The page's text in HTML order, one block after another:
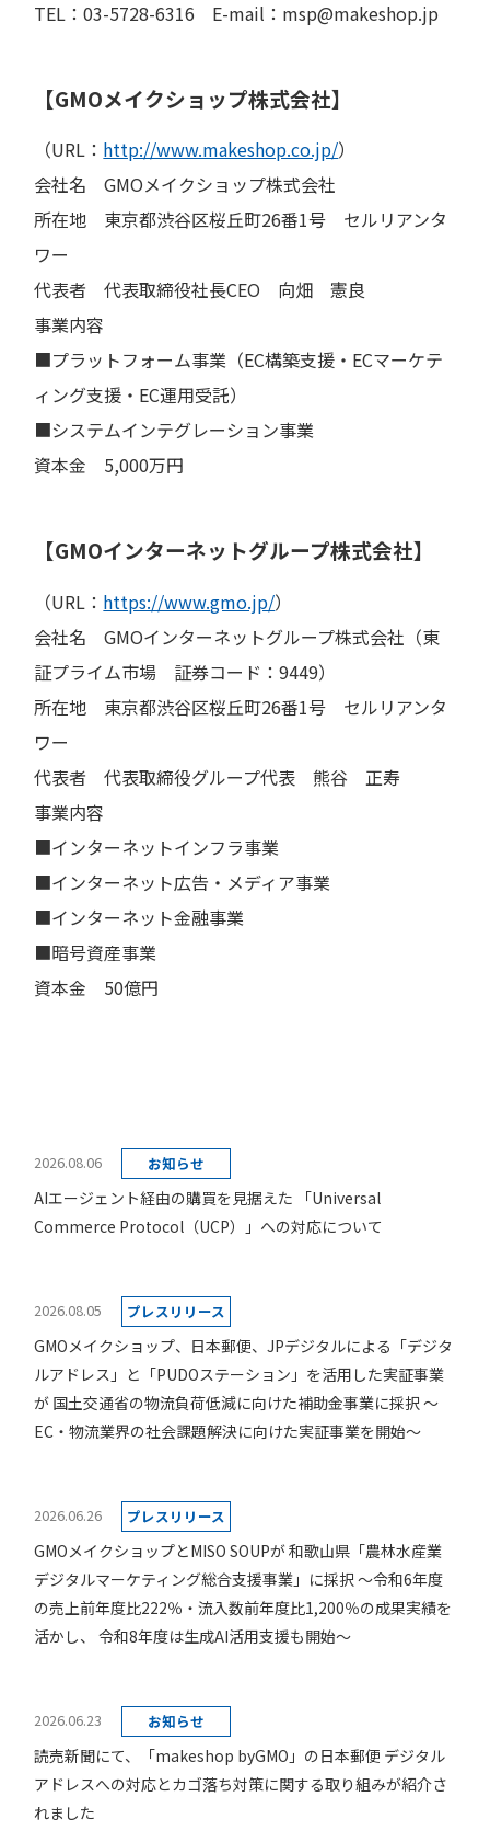
TEL：03-5728-6316 E-mail：msp@makeshop.jp
【GMOメイクショップ株式会社】
（URL： http://www.makeshop.co.jp/）
会社名 GMOメイクショップ株式会社
所在地 東京都渋谷区桜丘町26番1号 セルリアンタ
ワー
代表者 代表取締役社長CEO 向畑 憲良
事業内容
■プラットフォーム事業（EC構築支援・ECマーケテ
ィング支援・EC運用受託）
■システムインテグレーション事業
資本金 5,000万円
【GMOインターネットグループ株式会社】
（URL： https://www.gmo.jp/）
会社名 GMOインターネットグループ株式会社（東
証プライム市場 証券コード：9449）
所在地 東京都渋谷区桜丘町26番1号 セルリアンタ
ワー
代表者 代表取締役グループ代表 熊谷 正寿
事業内容
■インターネットインフラ事業
■インターネット広告・メディア事業
■インターネット金融事業
■暗号資産事業
資本金 50億円
2026.08.06 お知らせ
AIエージェント経由の購買を見据えた 「Universal
Commerce Protocol（UCP）」への対応について
2026.08.05 プレスリリース
GMOメイクショップ、日本郵便、JPデジタルによる「デジタ
ルアドレス」と「PUDOステーション」を活用した実証事業
が 国土交通省の物流負荷低減に向けた補助金事業に採択 ～
EC・物流業界の社会課題解決に向けた実証事業を開始～
2026.06.26 プレスリリース
GMOメイクショップとMISO SOUPが 和歌山県「農林水産業
デジタルマーケティング総合支援事業」に採択 ～令和6年度
の売上前年度比222％・流入数前年度比1,200％の成果実績を
活かし、 令和8年度は生成AI活用支援も開始～
2026.06.23 お知らせ
読売新聞にて、「makeshop byGMO」の日本郵便 デジタル
アドレスへの対応とカゴ落ち対策に関する取り組みが紹介さ
れました